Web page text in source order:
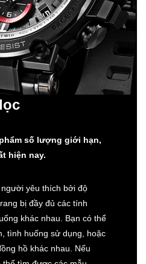
số lượng giới hạn,
hiện nay.
yêu thích bởi độ
bị đầy đủ các tính
khác nhau. Bạn có thể
tình huống sử dụng, hoặc
hồ khác nhau. Nếu